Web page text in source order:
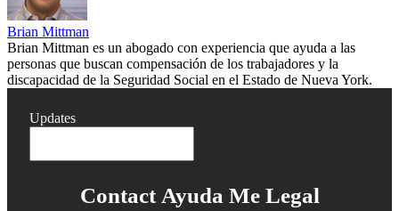
Brian Mittman
Brian Mittman es un abogado con experiencia que ayuda a las
personas que buscan compensación de los trabajadores y la
discapacidad de la Seguridad Social en el Estado de Nueva York.
Updates
Contact Ayuda Me Legal